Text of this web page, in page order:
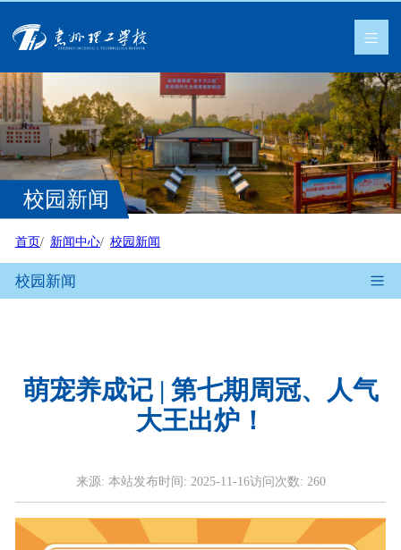
校园新闻
首页 新闻中心 校园新闻
校园新闻
萌宠养成记 | 第七期周冠、人气
大王出炉！
来源: 本站发布时间: 2025-11-16访问次数: 260